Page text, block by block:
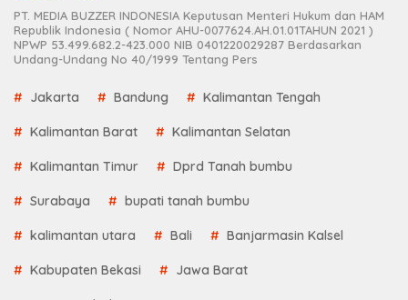
PT. MEDIA BUZZER INDONESIA Keputusan Menteri Hukum dan HAM
Republik Indonesia ( Nomor AHU-0077624.AH.01.01TAHUN 2021 )
NPWP 53.499.682.2-423.000 NIB 0401220029287 Berdasarkan
Undang-Undang No 40/1999 Tentang Pers
Jakarta Bandung Kalimantan Tengah
Kalimantan Barat Kalimantan Selatan
Kalimantan Timur Dprd Tanah bumbu
Surabaya bupati tanah bumbu
kalimantan utara Bali Banjarmasin Kalsel
Kabupaten Bekasi Jawa Barat